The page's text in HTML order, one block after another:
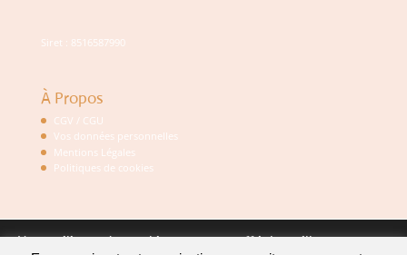
Siret : 8516587990
À Propos
CGV / CGU
Vos données personnelles
Mentions Légales
Politiques de cookies
Nous utilisons des cookies pour vous offrir la meilleure